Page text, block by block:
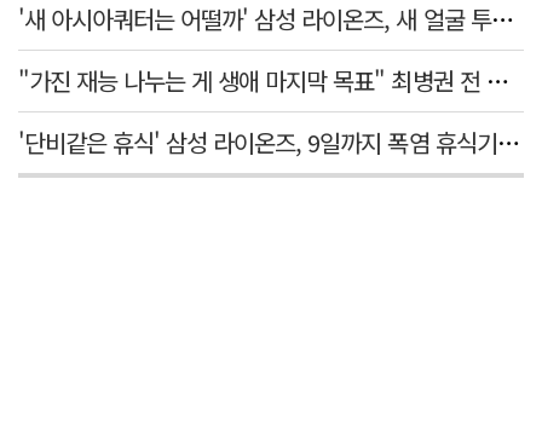
'새 아시아쿼터는 어떨까' 삼성 라이온즈, 새 얼굴 투수 미야모리 영입
"가진 재능 나누는 게 생애 마지막 목표" 최병권 전 대구체고 복싱 감독
'단비같은 휴식' 삼성 라이온즈, 9일까지 폭염 휴식기에 재정비